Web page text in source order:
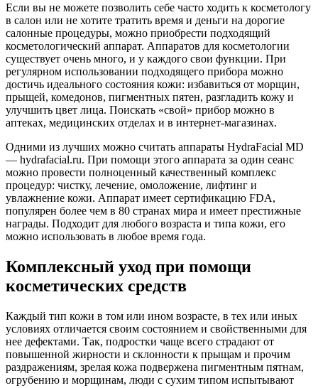
Если вы не можете позволить себе часто ходить к косметологу
в салон или не хотите тратить время и деньги на дорогие
салонные процедуры, можно приобрести подходящий
косметологический аппарат. Аппаратов для косметологии
существует очень много, и у каждого свои функции. При
регулярном использовании подходящего прибора можно
достичь идеального состояния кожи: избавиться от морщин,
прыщей, комедонов, пигментных пятен, разгладить кожу и
улучшить цвет лица. Поискать «свой» прибор можно в
аптеках, медицинских отделах и в интернет-магазинах.
Одними из лучших можно считать аппараты HydraFacial MD
— hydrafacial.ru. При помощи этого аппарата за один сеанс
можно провести полноценный качественный комплекс
процедур: чистку, лечение, омоложение, лифтинг и
увлажнение кожи. Аппарат имеет сертификацию FDA,
популярен более чем в 80 странах мира и имеет престижные
награды. Подходит для любого возраста и типа кожи, его
можно использовать в любое время года.
Комплексный уход при помощи
косметических средств
Каждый тип кожи в том или ином возрасте, в тех или иных
условиях отличается своим состоянием и свойственными для
нее дефектами. Так, подростки чаще всего страдают от
повышенной жирности и склонности к прыщам и прочим
раздражениям, зрелая кожа подвержена пигментным пятнам,
огрубению и морщинам, люди с сухим типом испытывают